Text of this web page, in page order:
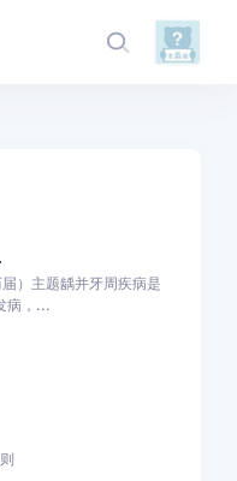
）主题龋并牙周疾病是
病，...